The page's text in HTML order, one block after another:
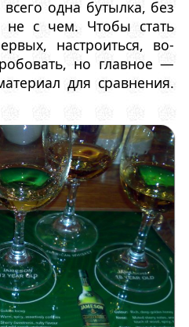
одна бутылка, без
не с чем. Чтобы стать
настроиться, во-
но главное —
для сравнения.